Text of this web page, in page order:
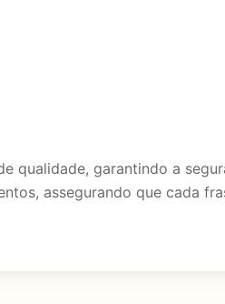
qualidade, garantindo a
assegurando que cada